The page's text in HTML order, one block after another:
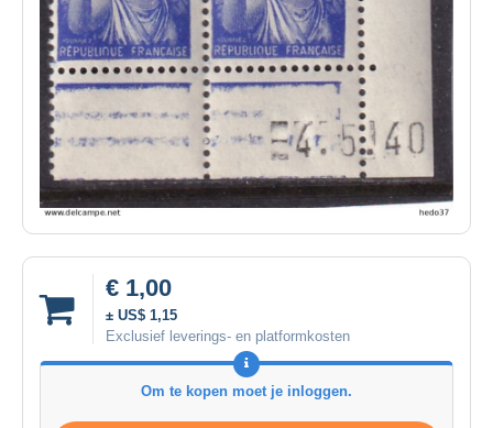
€ 1,00
± US$ 1,15
Exclusief leverings- en platformkosten
Om te kopen moet je inloggen.